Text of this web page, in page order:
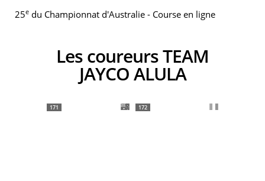
25e du Championnat d'Australie - Course en ligne
Les coureurs TEAM
JAYCO ALULA
171 172